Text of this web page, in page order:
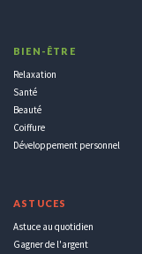
BIEN-ÊTRE
Relaxation
Santé
Beauté
Coiffure
Développement personnel
ASTUCES
Astuce au quotidien
Gagner de l'argent